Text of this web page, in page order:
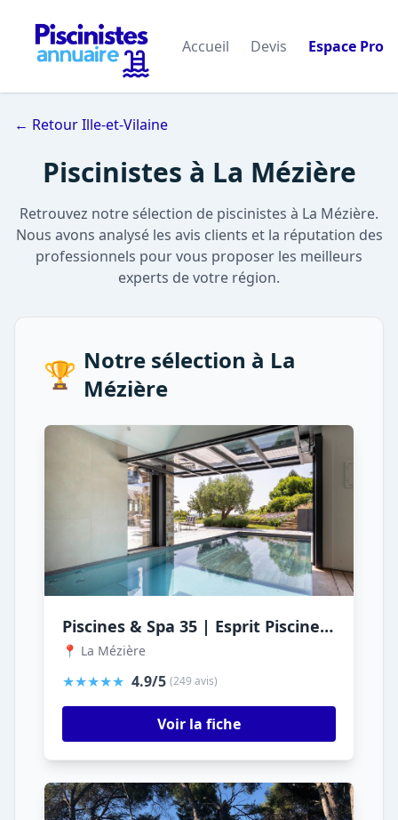
Accueil Devis Espace Pro
← Retour Ille-et-Vilaine
Piscinistes à La Mézière
Retrouvez notre sélection de piscinistes à La Mézière.
Nous avons analysé les avis clients et la réputation des
professionnels pour vous proposer les meilleurs
experts de votre région.
🏆 Notre sélection à La
Mézière
Piscines & Spa 35 | Esprit Piscine | Hotspring
📍 La Mézière
★★★★★ 4.9/5 (249 avis)
Voir la fiche